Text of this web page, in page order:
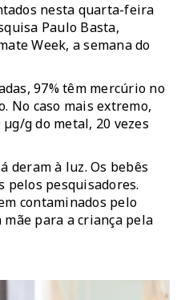
nesta quarta-feira
Paulo Basta,
Week, a semana do
97% têm mercúrio no
No caso mais extremo,
g do metal, 20 vezes
deram à luz. Os bebês
pelos pesquisadores.
contaminados pelo
para a criança pela